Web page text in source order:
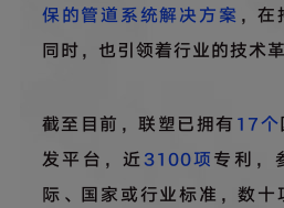
保的管道系统解决方案 ，
同时，也引领着行业的技术
截至目前，联塑已拥有 17个
发平台，近3100项专利，
际、国家或行业标准，数